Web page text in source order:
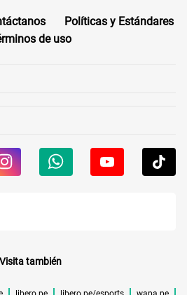
Políticas y Estándares
de uso
Visita también